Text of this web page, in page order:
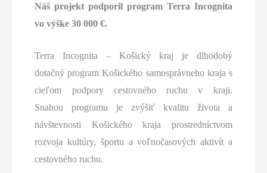
Náš projekt podporil program Terra Incognita
vo výške 30 000 €.
Terra Incognita – Košický kraj je dlhodobý
dotačný program Košického samosprávneho kraja s
cieľom podpory cestovného ruchu v kraji.
Snahou programu je zvýšiť kvalitu života a
návštevnosti Košického kraja prostredníctvom
rozvoja kultúry, športu a voľnočasových aktivít a
cestovného ruchu.